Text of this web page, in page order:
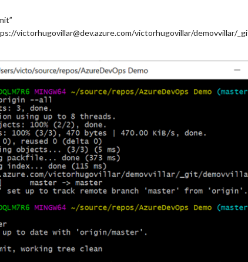
victorhugovillar@dev.azure.com/victorhugovillar/demovvillar/